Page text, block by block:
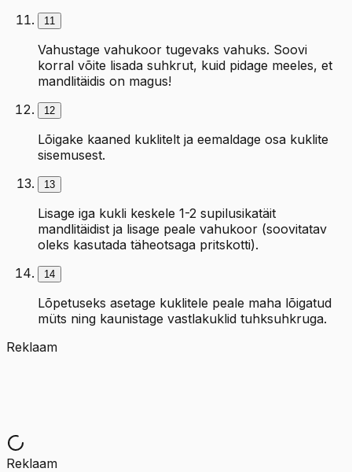
11
Vahustage vahukoor tugevaks vahuks. Soovi
korral võite lisada suhkrut, kuid pidage meeles, et
mandlitäidis on magus!
12
Lõigake kaaned kuklitelt ja eemaldage osa kuklite
sisemusest.
13
Lisage iga kukli keskele 1-2 supilusikatäit
mandlitäidist ja lisage peale vahukoor (soovitatav
oleks kasutada täheotsaga pritskotti).
14
Lõpetuseks asetage kuklitele peale maha lõigatud
müts ning kaunistage vastlakuklid tuhksuhkruga.
Reklaam
Reklaam